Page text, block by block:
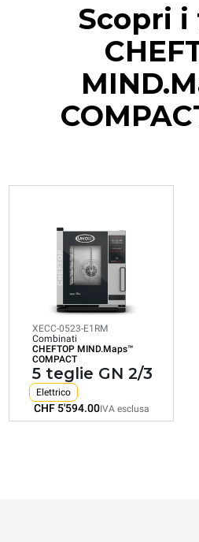
Scopri i
Combinati
CHEFTOP MIND.Maps™
5 teglie GN 2/3
Consumo in kWh: 20.7 kWh/gg
Emissioni CO2: 0 Kg CO2/gg
CHF 5'594.00IVA esclusa
XECC-0523-E1RM
Combinati
CHEFTOP MIND.Maps™
COMPACT
5 teglie GN 2/3
Elettrico
CHF 5'594.00IVA esclusa